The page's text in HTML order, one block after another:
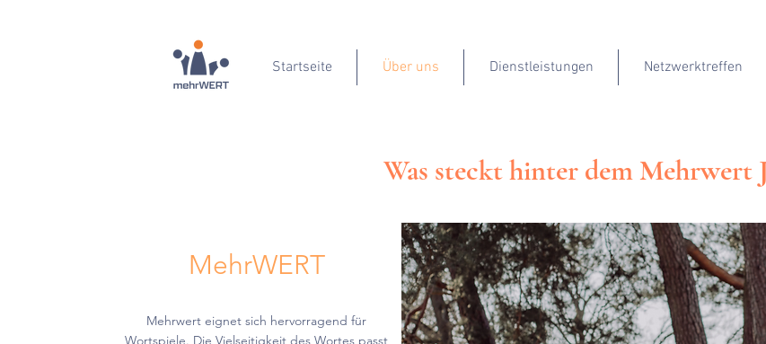
Startseite Über uns Dienstleistungen Netzwerktreffen
Was steckt hinter dem Mehrwert
MehrWERT
Mehrwert eignet sich hervorragend für
Wortspiele. Die Vielseitigkeit des Wortes passt